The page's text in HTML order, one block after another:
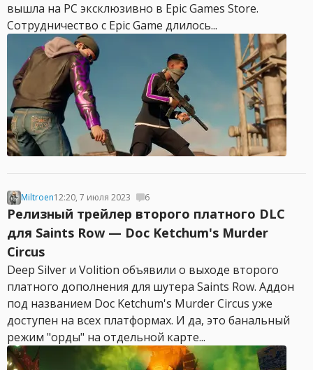
вышла на PC эксклюзивно в Epic Games Store.
Сотрудничество с Epic Game длилось...
Miltroen12:20, 7 июля 2023 6
Релизный трейлер второго платного DLC
для Saints Row — Doc Ketchum's Murder
Circus
Deep Silver и Volition объявили о выходе второго
платного дополнения для шутера Saints Row. Аддон
под названием Doc Ketchum's Murder Circus уже
доступен на всех платформах. И да, это банальный
режим "орды" на отдельной карте...